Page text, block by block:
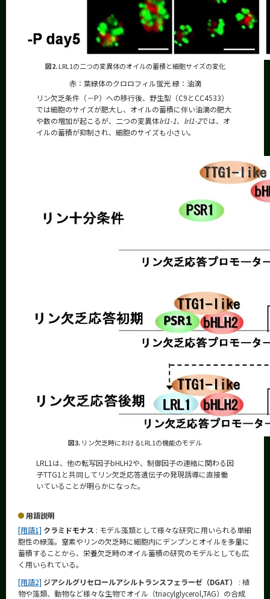
図2.LRL1の二つの変異体のオイルの蓄積と細胞サイズの変化
赤：葉緑体のクロロフィル蛍光 緑：油滴
リン欠乏条件（－P）への移行後、野生型（C9とCC4533）
では細胞のサイズが肥大し、オイルの蓄積に伴い油滴の肥大
や数の増加が起こるが、二つの変異体lrl1-1、 lrl1-2では、オ
イルの蓄積が抑制され、細胞のサイズも小さい。
図3. リン欠乏時におけるLRL1の機能のモデル
LRL1は、他の転写因子bHLH2や、制御因子の連結に関わる因
子TTG1と共同してリン欠乏応答遺伝子の発現誘導に直接働
いていることが明らかになった。
用語説明
[用語1] クラミドモナス : モデル藻類として様々な研究に用いられる単細
胞性の緑藻。窒素やリンの欠乏時に細胞内にデンプンとオイルを多量に
蓄積することから、栄養欠乏時のオイル蓄積の研究のモデルとしても広
く用いられている。
[用語2] ジアシルグリセロールアシルトランスフェラーゼ（DGAT）
: 植
物や藻類、動物など様々な生物でオイル（triacylglycerol,TAG）の合成